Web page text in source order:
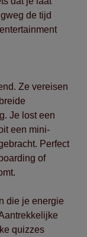
de tijd
Ze vereisen
Je lost een
een mini-
Perfect
of
die je energie
quizzes